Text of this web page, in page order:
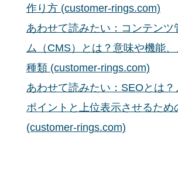
作り方 (customer-rings.com)
あわせて読みたい：コンテンツ
ム（CMS）とは？意味や機能、
種類 (customer-rings.com)
あわせて読みたい：SEOとは？
ポイントと上位表示させるため
(customer-rings.com)